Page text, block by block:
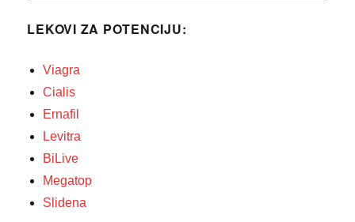
LEKOVI ZA POTENCIJU:
Viagra
Cialis
Ernafil
Levitra
BiLive
Megatop
Slidena